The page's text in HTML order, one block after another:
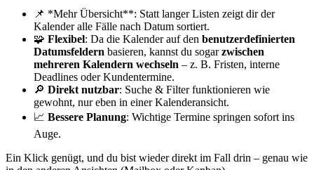
📌 *Mehr Übersicht**: Statt langer Listen zeigt dir der
Kalender alle Fälle nach Datum sortiert.
🧩 Flexibel: Da die Kalender auf den benutzerdefinierten
Datumsfeldern basieren, kannst du sogarzwischen
mehreren Kalendern wechseln – z. B. Fristen, interne
Deadlines oder Kundentermine.
🔎 Direkt nutzbar: Suche & Filter funktionieren wie
gewohnt, nur eben in einer Kalenderansicht.
📈 Bessere Planung: Wichtige Termine springen sofort ins
Auge.
Ein Klick genügt, und du bist wieder direkt im Fall drin – genau wie